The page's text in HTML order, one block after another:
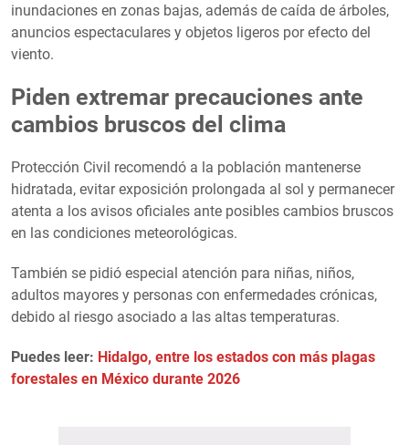
inundaciones en zonas bajas, además de caída de árboles,
anuncios espectaculares y objetos ligeros por efecto del
viento.
Piden extremar precauciones ante
cambios bruscos del clima
Protección Civil recomendó a la población mantenerse
hidratada, evitar exposición prolongada al sol y permanecer
atenta a los avisos oficiales ante posibles cambios bruscos
en las condiciones meteorológicas.
También se pidió especial atención para niñas, niños,
adultos mayores y personas con enfermedades crónicas,
debido al riesgo asociado a las altas temperaturas.
Puedes leer: Hidalgo, entre los estados con más plagas
forestales en México durante 2026